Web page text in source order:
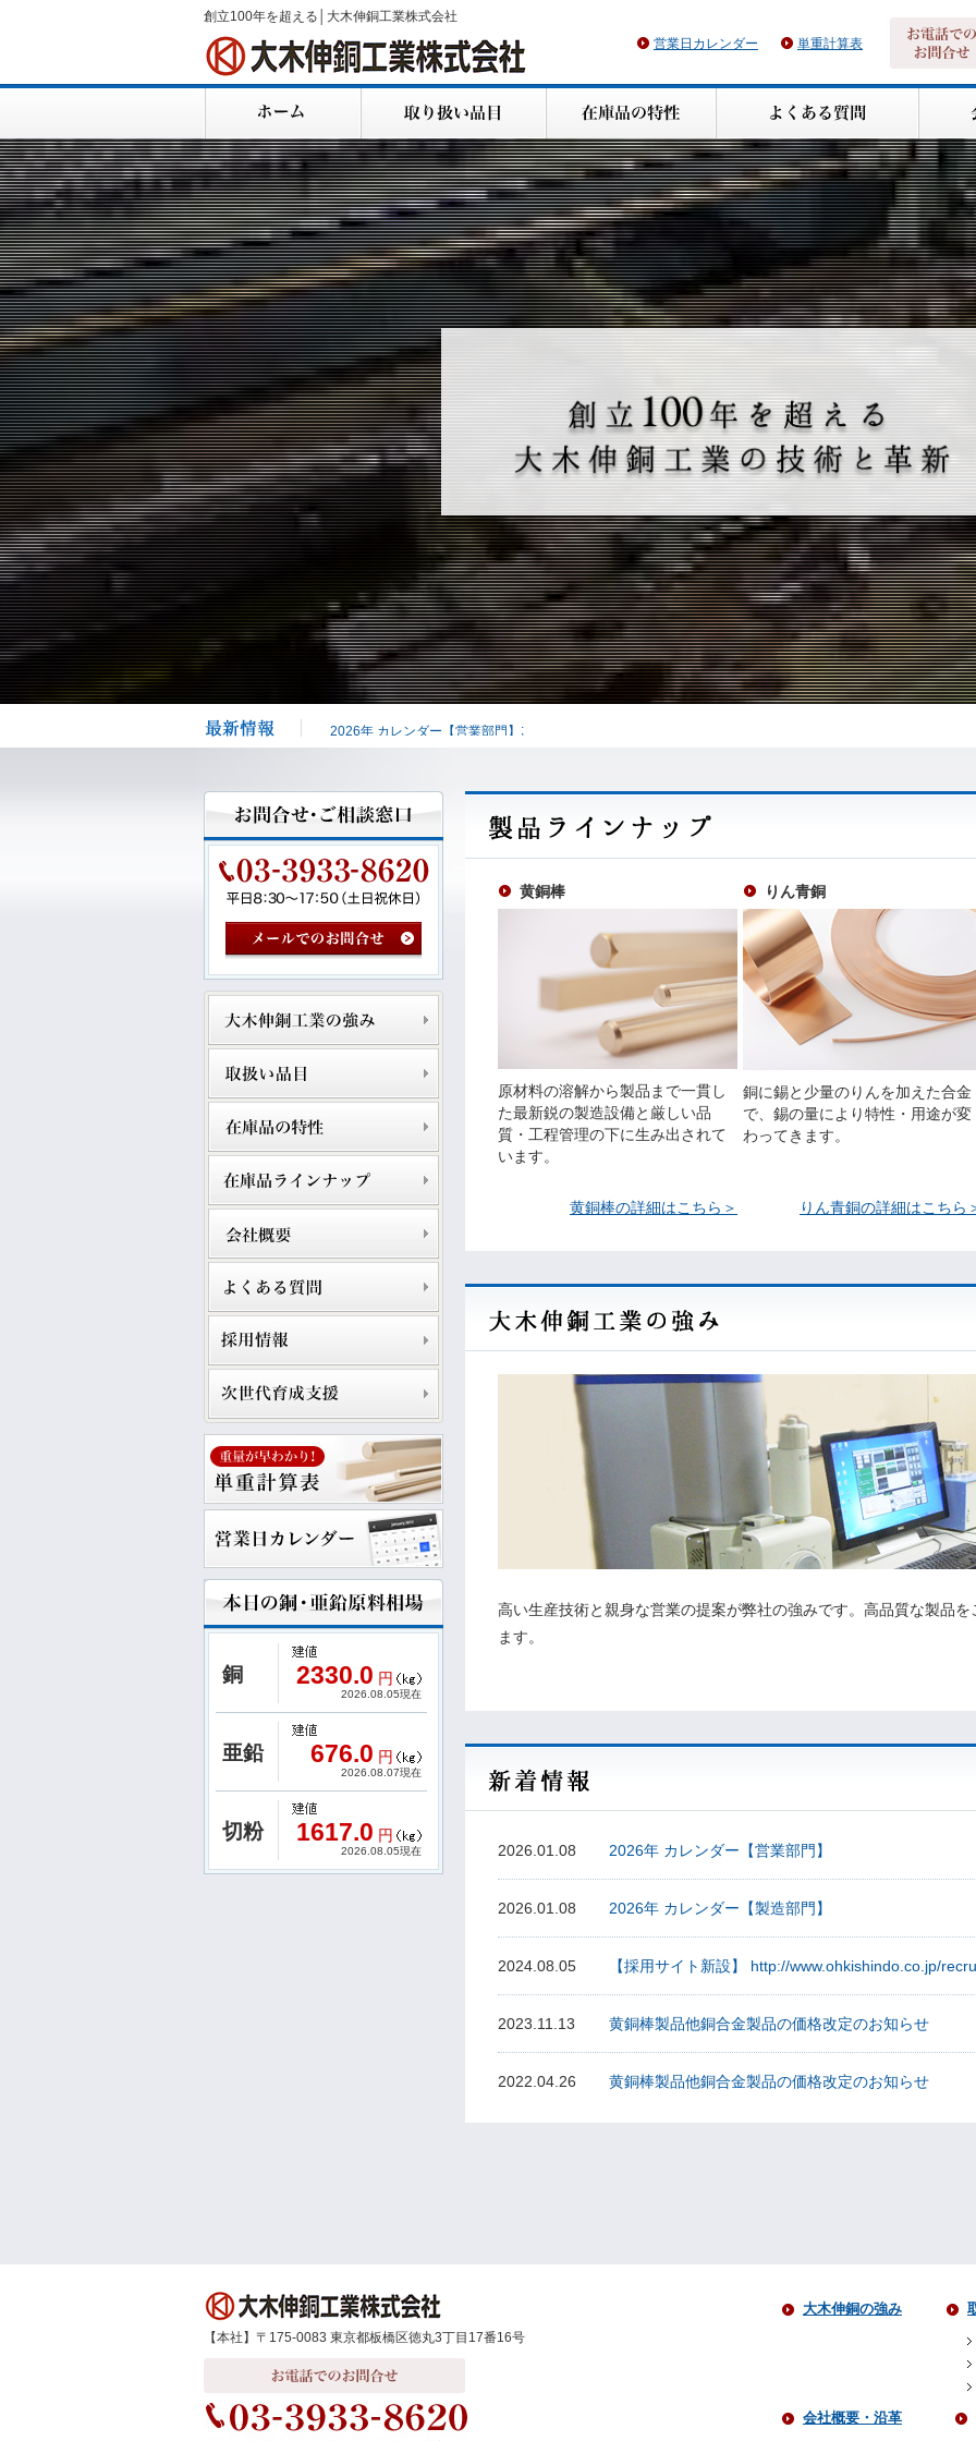
創立100年を超える│大木伸銅工業株式会社
営業日カレンダー
単重計算表
;
2026年 カレンダー【営業部門】
黄銅棒
原材料の溶解から製品まで一貫し
た最新鋭の製造設備と厳しい品
質・工程管理の下に生み出されて
います。
黄銅棒の詳細はこちら＞
りん青銅
銅に錫と少量のりんを加えた合金
で、錫の量により特性・用途が変
わってきます。
りん青銅の詳細はこちら
高い生産技術と親身な営業の提案が弊社の強みです。高品質な製品
ます。
2026.01.08 2026年 カレンダー【営業部門】
2026.01.08 2026年 カレンダー【製造部門】
2024.08.05 【採用サイト新設】 http://www.ohkishindo.co.jp/
2023.11.13 黄銅棒製品他銅合金製品の価格改定のお知らせ
2022.04.26 黄銅棒製品他銅合金製品の価格改定のお知らせ
銅 2330.0 円
2026.08.05現在
亜鉛 676.0 円
2026.08.07現在
切粉 1617.0 円
2026.08.05現在
【本社】〒175-0083 東京都板橋区徳丸3丁目17番16号
大木伸銅の強み
会社概要・沿革